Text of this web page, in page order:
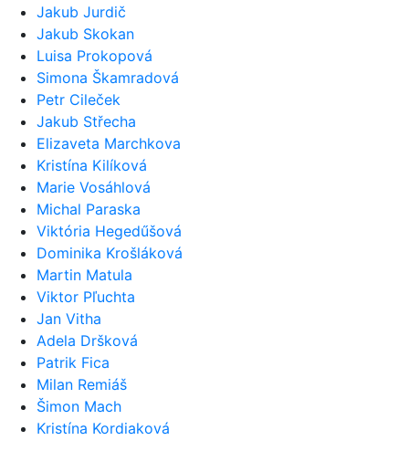
Jakub Jurdič
Jakub Skokan
Luisa Prokopová
Simona Škamradová
Petr Cileček
Jakub Střecha
Elizaveta Marchkova
Kristína Kilíková
Marie Vosáhlová
Michal Paraska
Viktória Hegedűšová
Dominika Krošláková
Martin Matula
Viktor Pľuchta
Jan Vitha
Adela Dršková
Patrik Fica
Milan Remiáš
Šimon Mach
Kristína Kordiaková